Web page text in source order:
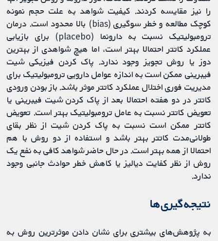
را نیز مقایسه کردند. کیفیت شواهد به علت حجم نمونه
کوچک مطالعه و خطر سوگیری (bias) بالا محدود است. درمان
ترومبولیتیک نسبت به دارونما (placebo) برای بازیابی
عملکرد کاتتر احتمالا بهتر است، اما هیچ شواهدی از بهترین
دوز یا روش تجویز وجود ندارد. پاک کردن فیزیکی شیت
فیبرینی ممکن است به اندازه عوامل دارویی ترومبولیتیک برای
مدیریت فوری اختلال عملکرد کاتتر موثر باشد. باز بودن ورودی
کاتتر در دو هفته احتمالا بعد از پاک کردن شیت فیبرینی یا
تعویض کاتتر نسبت به عامل ترومبولیتیک بهتر است. تعویض
کاتتر ممکن است نسبت به پاک کردن شیت از نظر بقای
طولانی‌مدت کاتتر بهتر باشد و استفاده از دو روش با هم
احتمالا از همه بهتر است. در حال حاضر شواهد کافی به نفع یک
روش از نظر کفایت دیالیز یا کاهش خطر حوادث جانبی وجود
ندارد.
نتیجه‌گیری‌ها
به پژوهش‌های بیشتری برای نشان دادن موثرترین روش به